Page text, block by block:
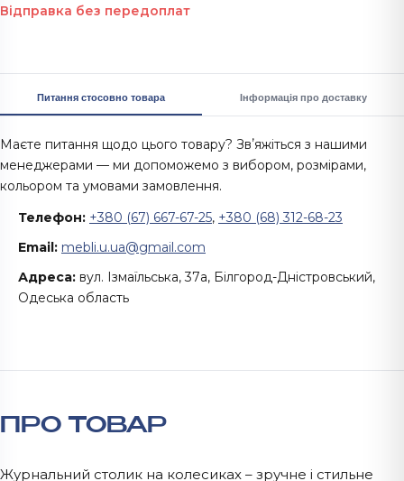
Відправка без передоплат
Питання стосовно товара Інформація про доставку
Маєте питання щодо цього товару? Звʼяжіться з нашими
менеджерами — ми допоможемо з вибором, розмірами,
кольором та умовами замовлення.
Телефон: +380 (67) 667-67-25, +380 (68) 312-68-23
Email: mebli.u.ua@gmail.com
Адреса: вул. Ізмаїльська, 37а, Білгород-Дністровський,
Одеська область
ПРО ТОВАР
Журнальний столик на колесиках – зручне і стильне